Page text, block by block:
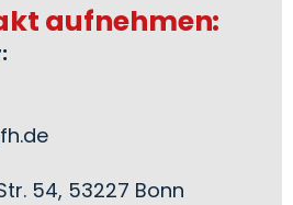
aufnehmen:
54, 53227 Bonn